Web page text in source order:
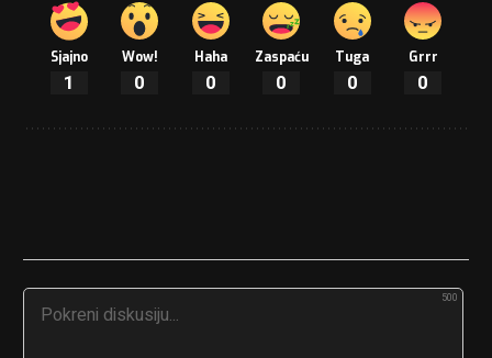
Sjajno
1
Wow!
0
Haha
0
Zaspaću
0
Tuga
0
Grrr
0
500